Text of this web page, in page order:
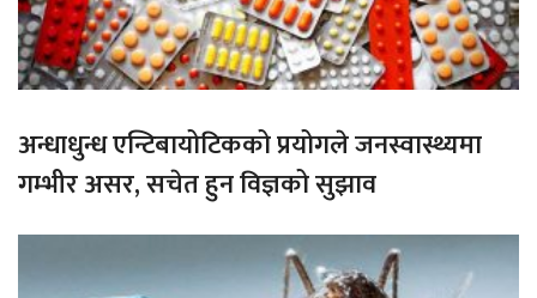
अन्धाधुन्ध एन्टिबायोटिकको प्रयोगले जनस्वास्थ्यमा
गम्भीर असर, सचेत हुन विज्ञको सुझाव